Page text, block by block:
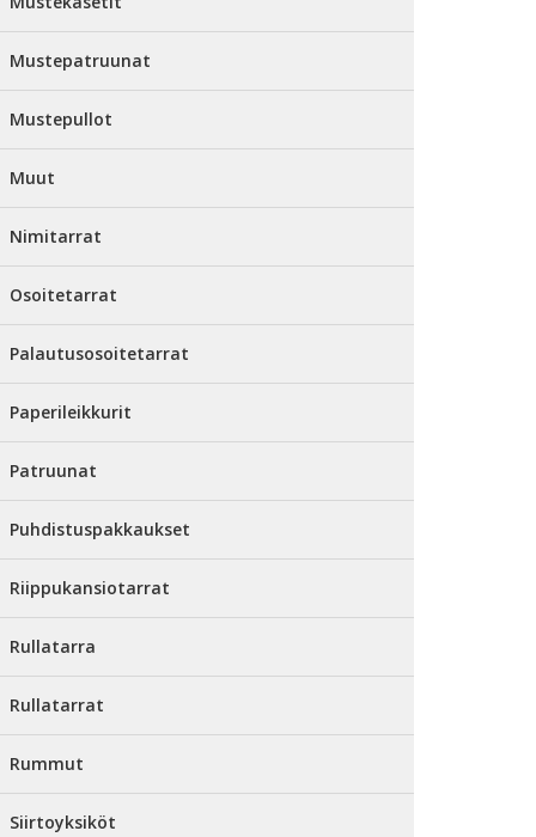
Mustepatruunat
Mustepullot
Muut
Nimitarrat
Osoitetarrat
Palautusosoitetarrat
Paperileikkurit
Patruunat
Puhdistuspakkaukset
Riippukansiotarrat
Rullatarra
Rullatarrat
Rummut
Siirtoyksiköt